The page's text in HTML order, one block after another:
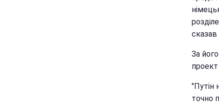
сказав
За
"Путін
точно